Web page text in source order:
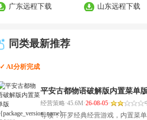
广东远程下载 山东远程下载
同类最新推荐
✓ AI分析完成
平安古都物语破解版内置菜单版
经营策略·45.6M·26-08-05·
导读：开罗经典经营游戏，内置菜